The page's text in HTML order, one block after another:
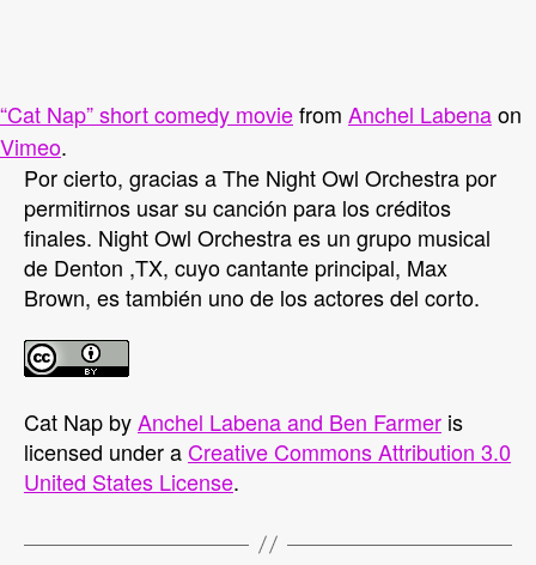
“Cat Nap” short comedy moviefrom Anchel Labenaon
Vimeo.
Por cierto, gracias a The Night Owl Orchestra por
permitirnos usar su canción para los créditos
finales. Night Owl Orchestra es un grupo musical
de Denton ,TX, cuyo cantante principal, Max
Brown, es también uno de los actores del corto.
Cat Nap byAnchel Labena and Ben Farmer is
licensed under aCreative Commons Attribution 3.0
United States License.